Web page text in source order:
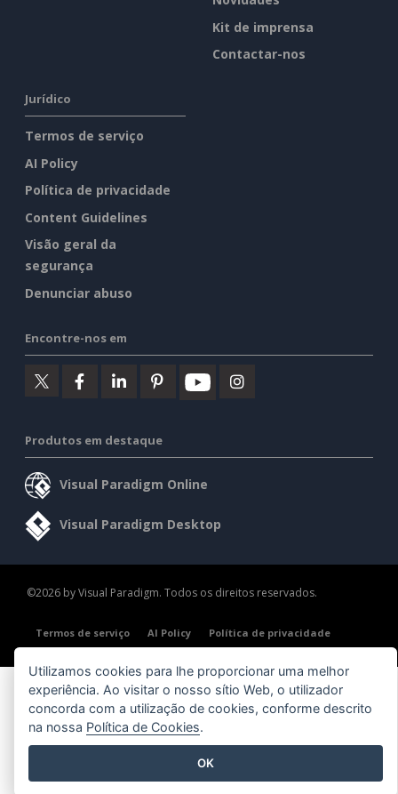
Kit de imprensa
Contactar-nos
Jurídico
Termos de serviço
AI Policy
Política de privacidade
Content Guidelines
Visão geral da
segurança
Denunciar abuso
Encontre-nos em
Produtos em destaque
Visual Paradigm Online
Visual Paradigm Desktop
©2026 by Visual Paradigm. Todos os direitos reservados.
Termos de serviço AI Policy
Política de privacidade
Utilizamos cookies para lhe proporcionar uma melhor
experiência. Ao visitar o nosso sítio Web, o utilizador
concorda com a utilização de cookies, conforme descrito
na nossa Política de Cookies.
OK